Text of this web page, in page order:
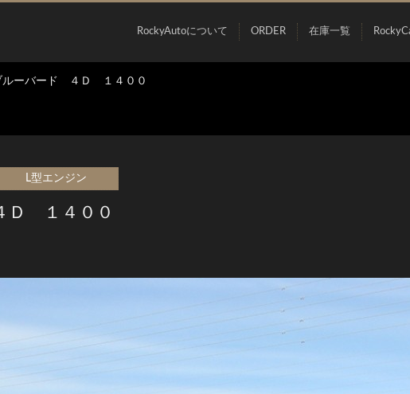
RockyAutoについて ORDER 在庫一覧
ルーバード ４Ｄ １４００
L型エンジン
Ｄ １４００